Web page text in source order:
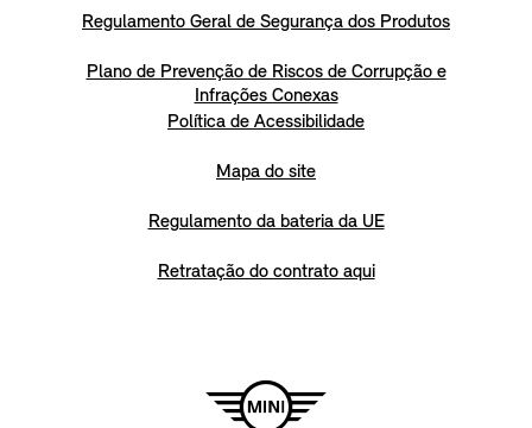
Regulamento Geral de Segurança dos Produtos
Plano de Prevenção de Riscos de Corrupção e
Infrações Conexas
Política de Acessibilidade
Mapa do site
Regulamento da bateria da UE
Retratação do contrato aqui